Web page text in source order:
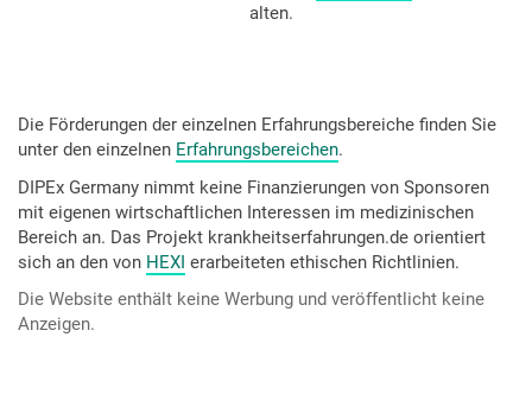
alten.
Die Förderungen der einzelnen Erfahrungsbereiche finden Sie
unter den einzelnen Erfahrungsbereichen.
DIPEx Germany nimmt keine Finanzierungen von Sponsoren
mit eigenen wirtschaftlichen Interessen im medizinischen
Bereich an. Das Projekt krankheitserfahrungen.de orientiert
sich an den von HEXI erarbeiteten ethischen Richtlinien.
Die Website enthält keine Werbung und veröffentlicht keine
Anzeigen.